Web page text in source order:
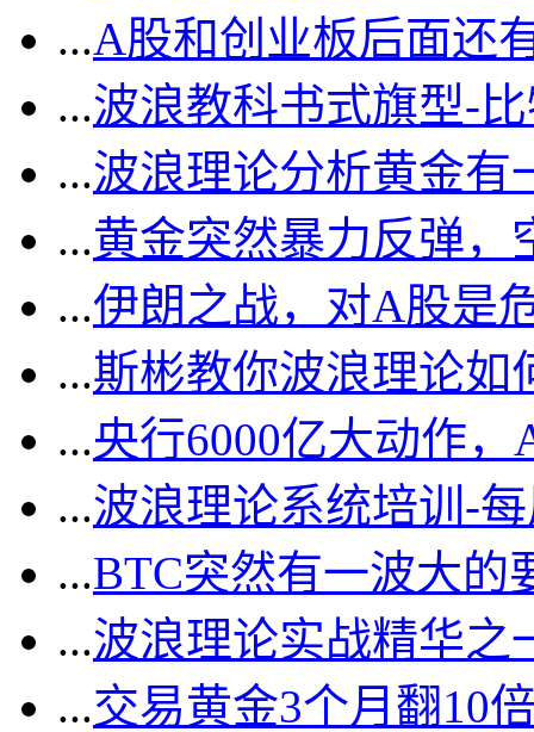
...A股和创业板后面还
...波浪教科书式旗型-
...波浪理论分析黄金有
...黄金突然暴力反弹，
...伊朗之战，对A股是
...斯彬教你波浪理论如
...央行6000亿大动作
...波浪理论系统培训-
...BTC突然有一波大的
...波浪理论实战精华
...交易黄金3个月翻10